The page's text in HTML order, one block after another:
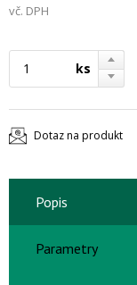
vč. DPH
ks
Dotaz na produkt
Popis
Parametry